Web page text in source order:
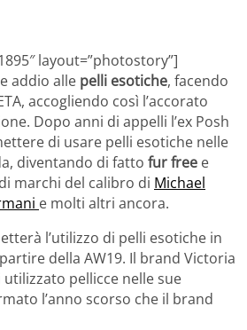
layout=”photostory”]
addio alle pelli esotiche, facendo
accogliendo così l’accorato
Dopo anni di appelli l’ex Posh
di usare pelli esotiche nelle
diventando di fatto fur free e
marchi del calibro di Michael
e molti altri ancora.
l’utilizzo di pelli esotiche in
della AW19. Il brand Victoria
pellicce nelle sue
l’anno scorso che il brand